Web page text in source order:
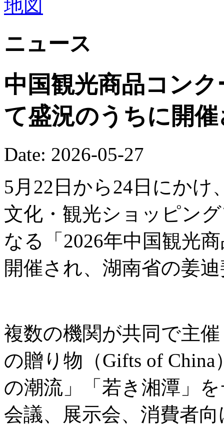
ニュース
中国観光商品コン
て盛況のうちに開
Date: 2026-05-27
5月22日から24日にかけ
文化・観光ショッピン
なる「2026年中国観光
開催され、湖南省の姜
複数の機関が共同で主
の贈り物（Gifts of
の潮流」「若き湘潭」
会議、展示会、消費者